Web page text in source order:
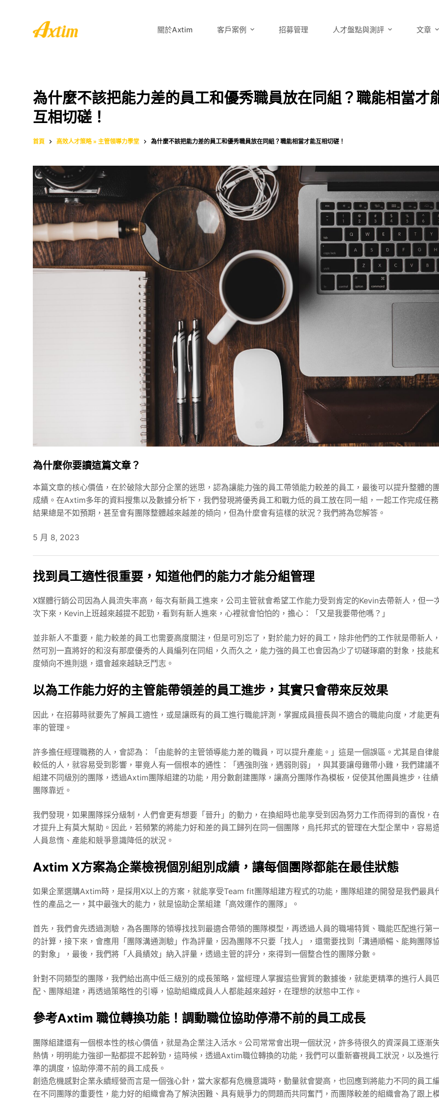
關於Axtim 客戶案例 招募管理 人才盤點與測評 文章
為什麼不該把能力差的員工和優秀職員放在同組？職能相當才
互相切磋！
首頁 高效人才策略 » 主管領導力學堂 為什麼不該把能力差的員工和優秀職員放在同組？職能相當才能互相切磋！
為什麼你要讀這篇文章？
本篇文章的核心價值，在於破除大部分企業的迷思，認為讓能力強的員工帶領能力較差的員工，最後可以提升整體的
成績。在Axtim多年的資料搜集以及數據分析下，我們發現將優秀員工和戰力低的員工放在同一組，一起工作完成任務
結果總是不如預期，甚至會有團隊整體越來越差的傾向，但為什麼會有這樣的狀況？我們將為您解答。
5 月 8, 2023
找到員工適性很重要，知道他們的能力才能分組管理
X媒體行銷公司因為人員流失率高，每次有新員工進來，公司主管就會希望工作能力受到肯定的Kevin去帶新人，但一
次下來，Kevin上班越來越提不起勁，看到有新人進來，心裡就會怕怕的，擔心：「又是我要帶他嗎？」
並非新人不重要，能力較差的員工也需要高度關注，但是可別忘了，對於能力好的員工，除非他們的工作就是帶新人
然可別一直將好的和沒有那麼優秀的人員編列在同組，久而久之，能力強的員工也會因為少了切磋琢磨的對象，技能
度傾向不進則退，還會越來越缺乏鬥志。
以為工作能力好的主管能帶領差的員工進步，其實只會帶來反效果
因此，在招募時就要先了解員工適性，或是讓既有的員工進行職能評測，掌握成員擅長與不適合的職能向度，才能更
率的管理。
許多擔任經理職務的人，會認為：「由能幹的主管領導能力差的職員，可以提升產能。」這是一個誤區。尤其是自律
較低的人，就容易受到影響，畢竟人有一個根本的通性：「遇強則強，遇弱則弱」，與其要讓母雞帶小雞，我們建議
組建不同級別的團隊，透過Axtim團隊組建的功能，用分數創建團隊，讓高分團隊作為模板，促使其他團員進步，往
團隊靠近。
我們發現，如果團隊採分級制，人們會更有想要「晉升」的動力，在換組時也能享受到因為努力工作而得到的喜悅，
才提升上有莫大幫助。因此，若頻繁的將能力好和差的員工歸列在同一個團隊，烏托邦式的管理在大型企業中，容易
人員怠惰、產能和競爭意識降低的狀況。
Axtim X方案為企業檢視個別組別成績，讓每個團隊都能在最佳狀態
如果企業選購Axtim時，是採用X以上的方案，就能享受Team fit團隊組建方程式的功能，團隊組建的開發是我們最具
性的產品之一，其中最強大的能力，就是協助企業組建「高效運作的團隊」。
首先，我們會先透過測驗，為各團隊的領導找找到最適合帶領的團隊模型，再透過人員的職場特質、職能匹配進行第
的計算，接下來，會應用「團隊溝通測驗」作為評量，因為團隊不只要「找人」，還需要找到「溝通順暢、能夠團隊
的對象」，最後，我們將「人員績效」納入評量，透過主管的評分，來得到一個整合性的團隊分數。
針對不同類型的團隊，我們給出高中低三級別的成長策略，當經理人掌握這些實質的數據後，就能更精準的進行人員
配、團隊組建，再透過策略性的引導，協助組織成員人人都能越來越好，在理想的狀態中工作。
參考Axtim 職位轉換功能！調動職位協助停滯不前的員工成長
團隊組建還有一個根本性的核心價值，就是為企業注入活水。公司常常會出現一個狀況，許多待很久的資深員工逐漸
熱情，明明能力強卻一點都提不起幹勁，這時候，透過Axtim職位轉換的功能，我們可以重新審視員工狀況，以及進
準的調度，協助停滯不前的員工成長。
創造危機感對企業永續經營而言是一個強心針，當大家都有危機意識時，動量就會變高，也回應到將能力不同的員工
在不同團隊的重要性，能力好的組織會為了解決困難、具有競爭力的問題而共同奮鬥，而團隊較差的組織會為了跟上